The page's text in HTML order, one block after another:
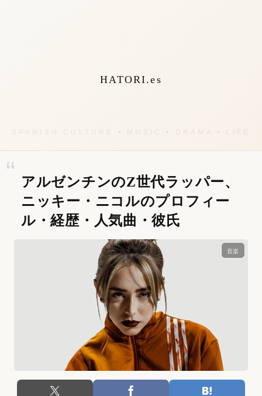
HATORI.es
アルゼンチンのZ世代ラッパー、
ニッキー・ニコルのプロフィー
ル・経歴・人気曲・彼氏
音楽